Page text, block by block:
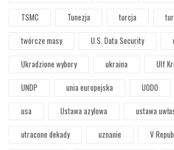
TSMC
Tunezja turcja
twórcze masy
U.S. Data Security
Ukradzione wybory
ukraina
Ulf
UNDP
unia europejska UODO
usa
Ustawa azylowa
ustawa
utracone dekady
uznanie V